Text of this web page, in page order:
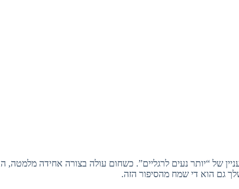
של “יותר נעים לרגליים”. כשחום עולה בצורה אחידה מלמטה,
גם הוא די שמח מהסיפור הזה.